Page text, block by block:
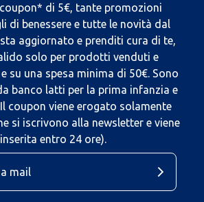
di 5€, tante promozioni
di benessere e tutte le novità dal
aggiornato e prenditi cura di te,
solo per prodotti venduti e
su una spesa minima di 50€. Sono
banco latti per la prima infanzia e
coupon viene erogato solamente
si iscrivono alla newsletter e viene
entro 24 ore).